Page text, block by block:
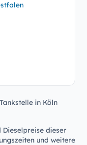
in Köln
Dieselpreise dieser
und weitere